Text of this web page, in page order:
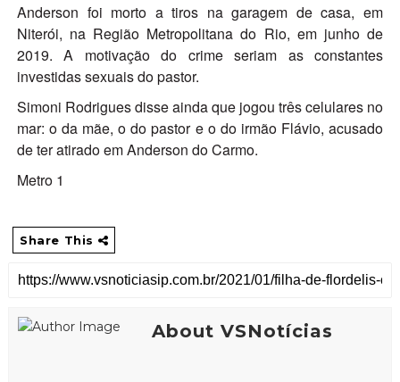
Anderson foi morto a tiros na garagem de casa, em
Niterói, na Região Metropolitana do Rio, em junho de
2019. A motivação do crime seriam as constantes
investidas sexuais do pastor.
Simoni Rodrigues disse ainda que jogou três celulares no
mar: o da mãe, o do pastor e o do irmão Flávio, acusado
de ter atirado em Anderson do Carmo.
Metro 1
Share This
About VSNotícias